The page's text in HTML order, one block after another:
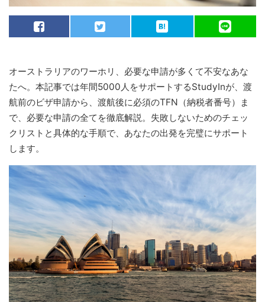
オーストラリアのワーホリ、必要な申請が多くて不安なあな
たへ。本記事では年間5000人をサポートするStudyInが、渡
航前のビザ申請から、渡航後に必須のTFN（納税者番号）ま
で、必要な申請の全てを徹底解説。失敗しないためのチェッ
クリストと具体的な手順で、あなたの出発を完璧にサポート
します。